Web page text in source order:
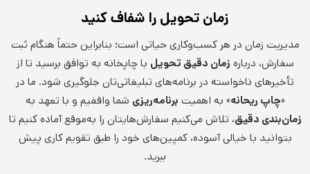
زمان تحویل را شفاف کنید
مدیریت زمان در هر کسب‌وکاری حیاتی است؛ بنابراین حتماً هنگام ثبت
سفارش، درباره زمان دقیق تحویل با چاپخانه به توافق برسید تا از
تأخیرهای ناخواسته در برنامه‌های تبلیغاتی‌تان جلوگیری شود. ما در
«چاپ ریحانه» به اهمیت برنامه‌ریزی شما واقفیم و با تعهد به
زمان‌بندی دقیق، تلاش می‌کنیم سفارش‌هایتان را به‌موقع آماده کنیم تا
بتوانید با خیالی آسوده، کمپین‌های خود را طبق تقویم کاری پیش
ببرید.